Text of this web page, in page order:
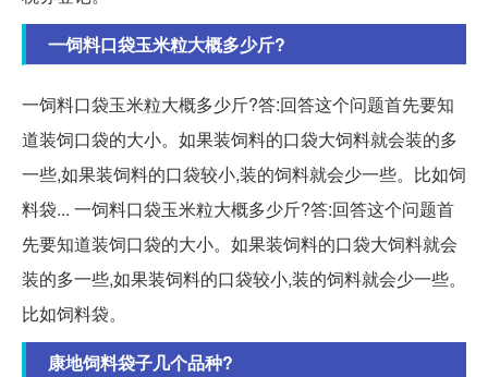
一饲料口袋玉米粒大概多少斤?
一饲料口袋玉米粒大概多少斤?答:回答这个问题首先要知
道装饲口袋的大小。如果装饲料的口袋大饲料就会装的多
一些,如果装饲料的口袋较小,装的饲料就会少一些。比如饲
料袋... 一饲料口袋玉米粒大概多少斤?答:回答这个问题首
先要知道装饲口袋的大小。如果装饲料的口袋大饲料就会
装的多一些,如果装饲料的口袋较小,装的饲料就会少一些。
比如饲料袋。
康地饲料袋子几个品种?